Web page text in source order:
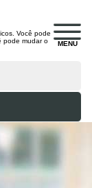
MENU
Você pode
pode mudar o